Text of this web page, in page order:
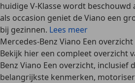
huidige V-Klasse wordt beschouwd
als occasion geniet de Viano een
bij gezinnen. Lees meer
Mercedes-Benz Viano Een overzicht
Bekijk hier een compleet overzicht
Benz Viano Een overzicht, inclusief
belangrijkste kenmerken,